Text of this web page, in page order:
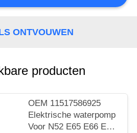
ONTVOUWEN
producten
OEM 11517586925
Elektrische waterpomp
Voor N52 E65 E66 E60